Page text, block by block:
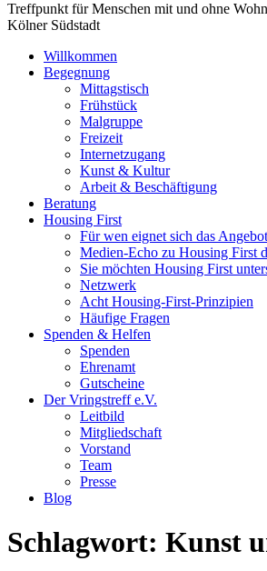
Treffpunkt für Menschen mit und ohne
Kölner Südstadt
Willkommen
Begegnung
Mittagstisch
Frühstück
Malgruppe
Freizeit
Internetzugang
Kunst & Kultur
Arbeit & Beschäftigung
Beratung
Housing First
Für wen eignet sich das
Medien-Echo zu Housing First
Sie möchten Housing First
Netzwerk
Acht Housing-First-Prinzipien
Häufige Fragen
Spenden & Helfen
Spenden
Ehrenamt
Gutscheine
Der Vringstreff e.V.
Leitbild
Mitgliedschaft
Vorstand
Team
Presse
Blog
Schlagwort: Kunst